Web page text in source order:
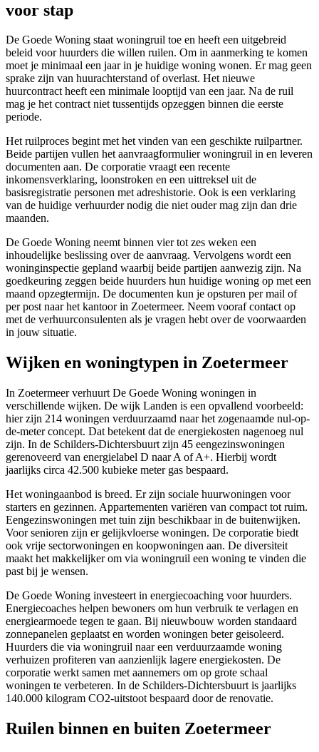
voor stap
De Goede Woning staat woningruil toe en heeft een uitgebreid
beleid voor huurders die willen ruilen. Om in aanmerking te komen
moet je minimaal een jaar in je huidige woning wonen. Er mag geen
sprake zijn van huurachterstand of overlast. Het nieuwe
huurcontract heeft een minimale looptijd van een jaar. Na de ruil
mag je het contract niet tussentijds opzeggen binnen die eerste
periode.
Het ruilproces begint met het vinden van een geschikte ruilpartner.
Beide partijen vullen het aanvraagformulier woningruil in en leveren
documenten aan. De corporatie vraagt een recente
inkomensverklaring, loonstroken en een uittreksel uit de
basisregistratie personen met adreshistorie. Ook is een verklaring
van de huidige verhuurder nodig die niet ouder mag zijn dan drie
maanden.
De Goede Woning neemt binnen vier tot zes weken een
inhoudelijke beslissing over de aanvraag. Vervolgens wordt een
woninginspectie gepland waarbij beide partijen aanwezig zijn. Na
goedkeuring zeggen beide huurders hun huidige woning op met een
maand opzegtermijn. De documenten kun je opsturen per mail of
per post naar het kantoor in Zoetermeer. Neem vooraf contact op
met de verhuurconsulenten als je vragen hebt over de voorwaarden
in jouw situatie.
Wijken en woningtypen in Zoetermeer
In Zoetermeer verhuurt De Goede Woning woningen in
verschillende wijken. De wijk Landen is een opvallend voorbeeld:
hier zijn 214 woningen verduurzaamd naar het zogenaamde nul-op-
de-meter concept. Dat betekent dat de energiekosten nagenoeg nul
zijn. In de Schilders-Dichtersbuurt zijn 45 eengezinswoningen
gerenoveerd van energielabel D naar A of A+. Hierbij wordt
jaarlijks circa 42.500 kubieke meter gas bespaard.
Het woningaanbod is breed. Er zijn sociale huurwoningen voor
starters en gezinnen. Appartementen variëren van compact tot ruim.
Eengezinswoningen met tuin zijn beschikbaar in de buitenwijken.
Voor senioren zijn er gelijkvloerse woningen. De corporatie biedt
ook vrije sectorwoningen en koopwoningen aan. De diversiteit
maakt het makkelijker om via woningruil een woning te vinden die
past bij je wensen.
De Goede Woning investeert in energiecoaching voor huurders.
Energiecoaches helpen bewoners om hun verbruik te verlagen en
energiearmoede tegen te gaan. Bij nieuwbouw worden standaard
zonnepanelen geplaatst en worden woningen beter geisoleerd.
Huurders die via woningruil naar een verduurzaamde woning
verhuizen profiteren van aanzienlijk lagere energiekosten. De
corporatie werkt samen met aannemers om op grote schaal
woningen te verbeteren. In de Schilders-Dichtersbuurt is jaarlijks
140.000 kilogram CO2-uitstoot bespaard door de renovatie.
Ruilen binnen en buiten Zoetermeer